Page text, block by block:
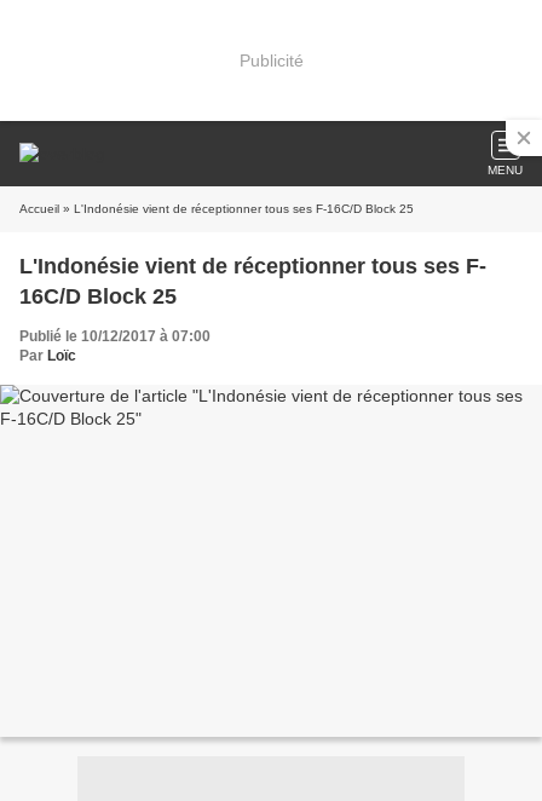
Publicité
MENU
Accueil » L'Indonésie vient de réceptionner tous ses F-16C/D Block 25
L'Indonésie vient de réceptionner tous ses F-
16C/D Block 25
Publié le 10/12/2017 à 07:00
Par Loïc